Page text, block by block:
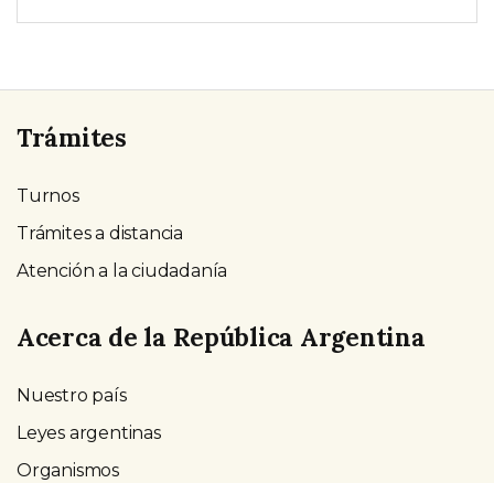
Trámites
Turnos
Trámites a distancia
Atención a la ciudadanía
Acerca de la República Argentina
Nuestro país
Leyes argentinas
Organismos